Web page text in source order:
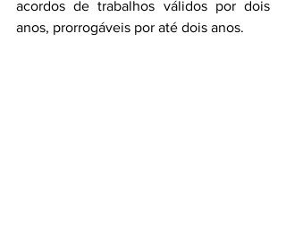
acordos de trabalhos válidos por dois
anos, prorrogáveis por até dois anos.